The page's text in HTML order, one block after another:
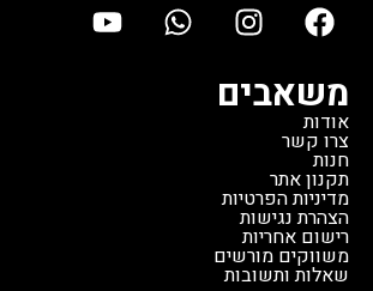
משאבים
אודות
צרו קשר
חנות
תקנון אתר
מדיניות הפרטיות
הצהרת נגישות
רישום אחריות
משווקים מורשים
שאלות ותשובות